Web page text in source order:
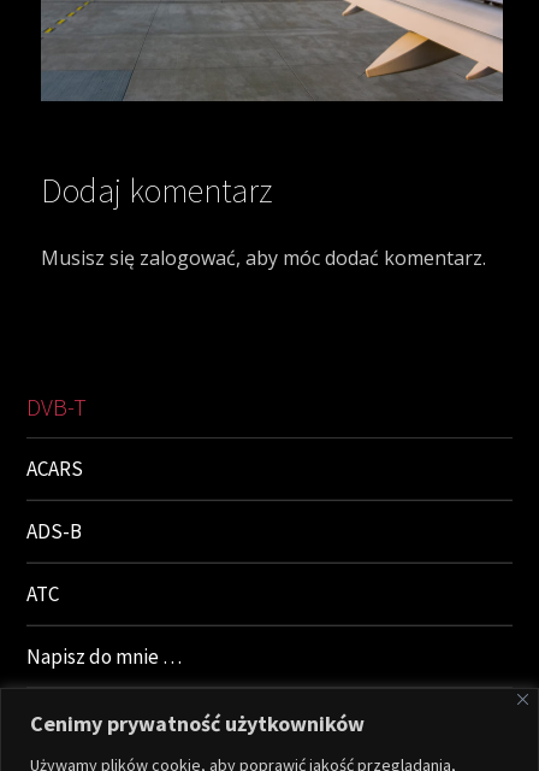
Cenimy prywatność użytkowników
Używamy plików cookie, aby poprawić jakość przeglądania,
Dodaj komentarz
Musisz się zalogować, aby móc dodać komentarz.
DVB-T
ACARS
ADS-B
ATC
Napisz do mnie …
Polityka prywatności